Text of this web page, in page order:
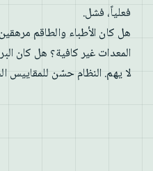
فعلياً، فشل.
هل كان الأطباء والطاقم
المعدات غير كافية؟ هل كان
لا يهم. النظام حسّن للمقاييس